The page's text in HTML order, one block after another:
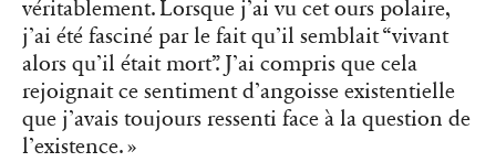
véritablement. Lorsque j’ai vu cet ours polaire,
j’ai été fasciné par le fait qu’il semblait “vivant
alors qu’il était mort”. J’ai compris que cela
rejoignait ce sentiment d’angoisse existentielle
que j’avais toujours ressenti face à la question de
l’existence. »